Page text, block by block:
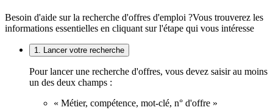
Besoin d'aide sur la recherche d'offres d'emploi ?Vous trouverez les
informations essentielles en cliquant sur l'étape qui vous intéresse
1. Lancer votre recherche
Pour lancer une recherche d'offres, vous devez saisir au moins
un des deux champs :
« Métier, compétence, mot-clé, n° d'offre »